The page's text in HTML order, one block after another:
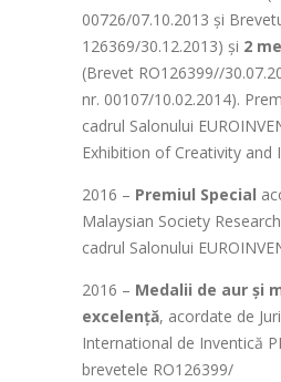
00726/07.10.2013 și
126369/30.12.2013) și 2
(Brevet RO126399//
nr. 00107/10.02.2014).
cadrul Salonului
Exhibition of Creativity and
2016 – Premiul Special
Malaysian Society
cadrul Salonului
2016 – Medalii de aur și
excelență, acordate de
International de Inventică
brevetele RO126399/